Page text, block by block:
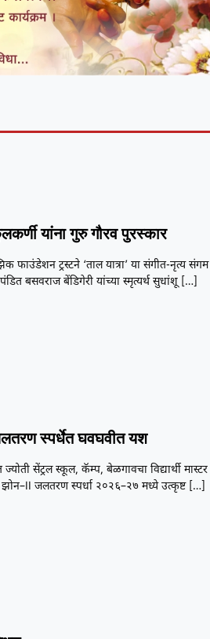
यांना गुरु गौरव पुरस्कार
ट्रस्टने ‘ताल यात्रा’ या संगीत-नृत्य संगम
बसवराज बेंडिगेरी यांच्या स्मृत्यर्थ सुधांशू[…]
स्पर्धेत घवघवीत यश
सेंट्रल स्कूल, कॅम्प, बेळगावचा विद्यार्थी मास्टर
जलतरण स्पर्धा २०२६–२७ मध्ये उत्कृष्ट[…]